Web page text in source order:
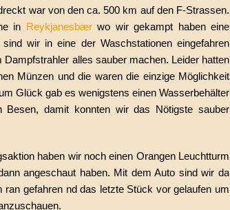
war von den ca. 500 km auf den F-Strassen.
in Reykjanesbær wo wir gekampt haben eine
wir in eine der Waschstationen eingefahren
Dampfstrahler alles sauber machen. Leider hatten
Münzen und die waren die einzige Möglichkeit
Glück gab es wenigstens einen Wasserbehälter
Besen, damit konnten wir das Nötigste sauber
haben wir noch einen Orangen Leuchtturm
angeschaut haben. Mit dem Auto sind wir da
ran gefahren nd das letzte Stück vor gelaufen um